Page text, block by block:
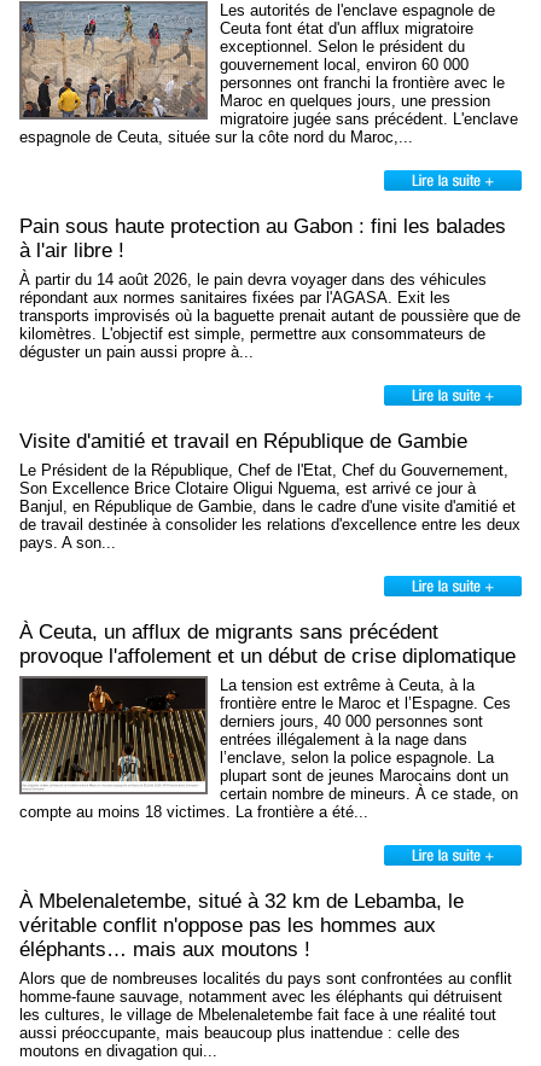
Les autorités de l'enclave espagnole de
Ceuta font état d'un afflux migratoire
exceptionnel. Selon le président du
gouvernement local, environ 60 000
personnes ont franchi la frontière avec le
Maroc en quelques jours, une pression
migratoire jugée sans précédent. L'enclave
espagnole de Ceuta, située sur la côte nord du Maroc,...
Pain sous haute protection au Gabon : fini les balades
à l'air libre !
À partir du 14 août 2026, le pain devra voyager dans des véhicules
répondant aux normes sanitaires fixées par l'AGASA. Exit les
transports improvisés où la baguette prenait autant de poussière que de
kilomètres. L'objectif est simple, permettre aux consommateurs de
déguster un pain aussi propre à...
Visite d'amitié et travail en République de Gambie
Le Président de la République, Chef de l'Etat, Chef du Gouvernement,
Son Excellence Brice Clotaire Oligui Nguema, est arrivé ce jour à
Banjul, en République de Gambie, dans le cadre d'une visite d'amitié et
de travail destinée à consolider les relations d'excellence entre les deux
pays. A son...
À Ceuta, un afflux de migrants sans précédent
provoque l'affolement et un début de crise diplomatique
La tension est extrême à Ceuta, à la
frontière entre le Maroc et l’Espagne. Ces
derniers jours, 40 000 personnes sont
entrées illégalement à la nage dans
l’enclave, selon la police espagnole. La
plupart sont de jeunes Marocains dont un
certain nombre de mineurs. À ce stade, on
compte au moins 18 victimes. La frontière a été...
À Mbelenaletembe, situé à 32 km de Lebamba, le
véritable conflit n'oppose pas les hommes aux
éléphants… mais aux moutons !
Alors que de nombreuses localités du pays sont confrontées au conflit
homme-faune sauvage, notamment avec les éléphants qui détruisent
les cultures, le village de Mbelenaletembe fait face à une réalité tout
aussi préoccupante, mais beaucoup plus inattendue : celle des
moutons en divagation qui...